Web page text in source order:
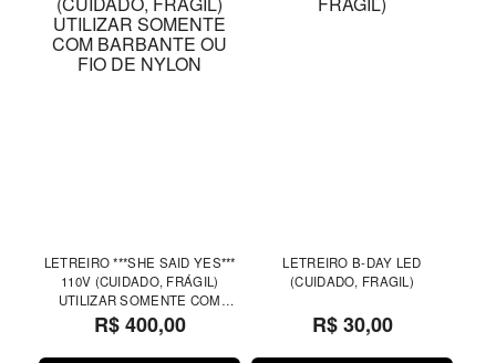
LETREIRO ***SHE SAID YES***
110V (CUIDADO, FRÁGIL)
UTILIZAR SOMENTE COM
BARBANTE OU FIO DE NYLON
R$ 400,00
LETREIRO B-DAY LED
(CUIDADO, FRAGIL)
R$ 30,00